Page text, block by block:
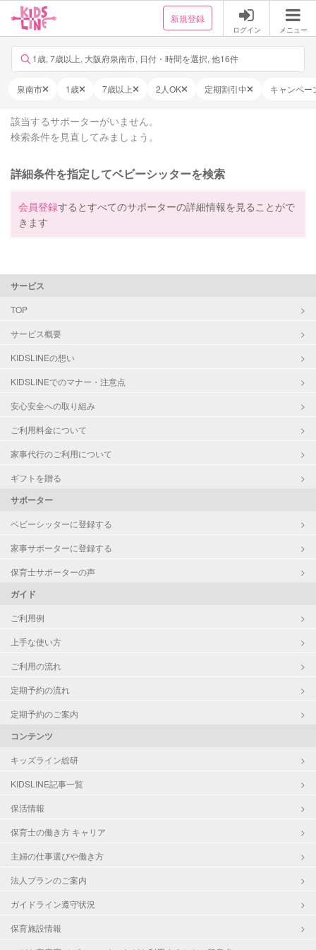
新規登録
ログイン メニュー
1歳, 7歳以上, 大阪府泉南市, 日付・時間を選択, 他16件
泉南市 1歳 7歳以上 2人OK 定期割引中 キャンペー
該当するサポーターがいません。
検索条件を見直してみましょう。
詳細条件を指定してベビーシッターを検索
会員登録するとすべてのサポーターの詳細情報を見ることがで
きます
サービス
TOP
サービス概要
KIDSLINEの想い
KIDSLINEでのマナー・注意点
安心安全への取り組み
ご利用料金について
家事代行のご利用について
ギフトを贈る
サポーター
ベビーシッターに登録する
家事サポーターに登録する
保育士サポーターの声
ガイド
ご利用例
上手な使い方
ご利用の流れ
定期予約の流れ
定期予約のご案内
コンテンツ
キッズライン総研
KIDSLINE記事一覧
保活情報
保育士の働き方 キャリア
主婦の仕事選びや働き方
法人プランのご案内
ガイドライン遵守状況
保育施設情報